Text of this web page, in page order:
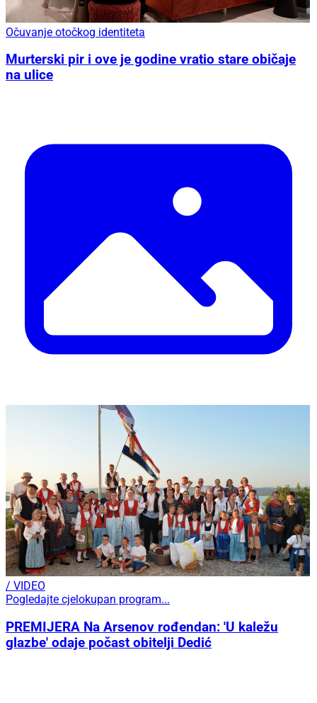
Očuvanje otočkog identiteta
Murterski pir i ove je godine vratio stare običaje
na ulice
/ VIDEO
Pogledajte cjelokupan program...
PREMIJERA Na Arsenov rođendan: 'U kaležu
glazbe' odaje počast obitelji Dedić